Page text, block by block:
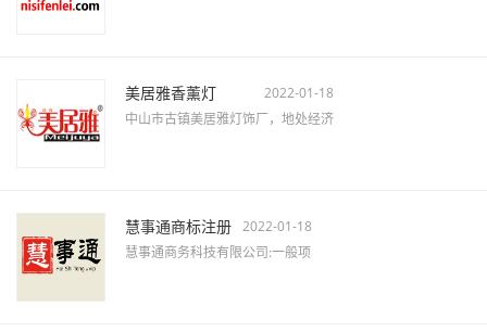
美居雅香薰灯
2022-01-18
中山市古镇美居雅灯饰厂，地处经济
慧事通商标注册 2022-01-18
慧事通商务科技有限公司:一般项